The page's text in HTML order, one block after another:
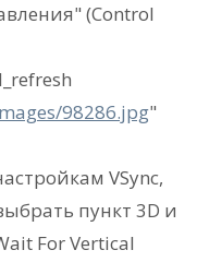
(Control
98286.jpg"
VSync,
пункт 3D и
For Vertical